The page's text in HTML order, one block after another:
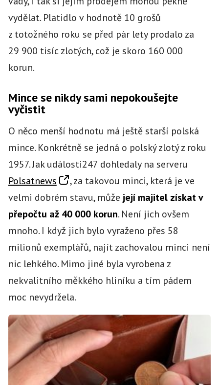
vydělat. Platidlo v hodnotě 10 grošů
z totožného roku se před pár lety prodalo za
29 900 tisíc zlotých, což je skoro 160 000
korun.
Mince se nikdy sami nepokoušejte
vyčistit
O něco menší hodnotu má ještě starší polská
mince. Konkrétně se jedná o polský zlotý z roku
1957. Jak události247 dohledaly na serveru
Polsatnews
, za takovou minci, která je ve
velmi dobrém stavu, může její majitel získat v
přepočtu až 40 000 korun. Není jich ovšem
mnoho. I když jich bylo vyraženo přes 58
milionů exemplářů, najít zachovalou minci není
nic lehkého. Mimo jiné byla vyrobena z
nekvalitního měkkého hliníku a tím pádem
moc nevydržela.